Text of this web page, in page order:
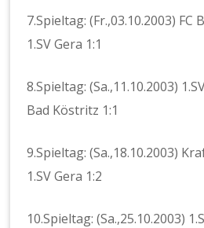
7.Spieltag: (Fr.,03.10.2003) FC
1.SV Gera 1:1
8.Spieltag: (Sa.,11.10.2003)
Bad Köstritz 1:1
9.Spieltag: (Sa.,18.10.2003)
1.SV Gera 1:2
10.Spieltag: (Sa.,25.10.2003)